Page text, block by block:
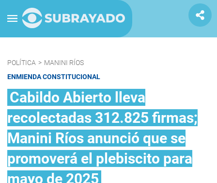
POLÍTICA > MANINI RÍOS
ENMIENDA CONSTITUCIONAL
Cabildo Abierto lleva
recolectadas 312.825 firmas;
Manini Ríos anunció que se
promoverá el plebiscito para
mayo de 2025